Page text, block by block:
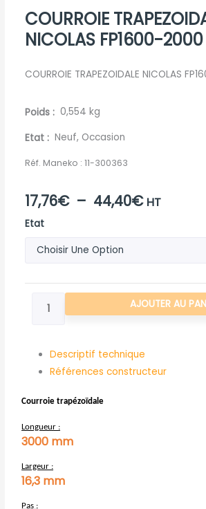
COURROIE
NICOLAS FP1600-2000
COURROIE TRAPEZOIDALE NICOLAS
Poids 0,554 kg
Etat Neuf, Occasion
Réf. Maneko :11-300363
17,76€ – 44,40€Plage
17,76€
à
HT
Etat
quantité
COURROIE
FP1600-
AJOUTER AU
Descriptif technique
Références constructeur
Courroie trapézoïdale
Longueur :
3000 mm
Largeur :
16,3 mm
Pas :